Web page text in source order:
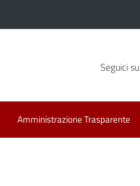
Seguici su
Amministrazione Trasparente